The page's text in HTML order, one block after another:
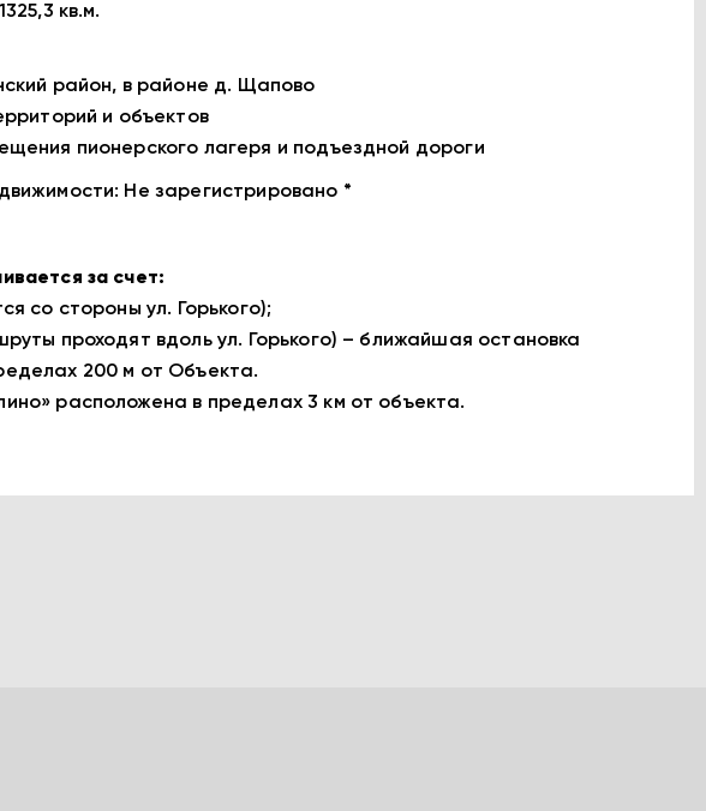
кв.м.
район, в районе д. Щапово
и объектов
пионерского лагеря и подъездной дороги
Не зарегистрировано *
за счет:
со стороны ул. Горького);
проходят вдоль ул. Горького) – ближайшая остановка
200 м от Объекта.
расположена в пределах 3 км от объекта.